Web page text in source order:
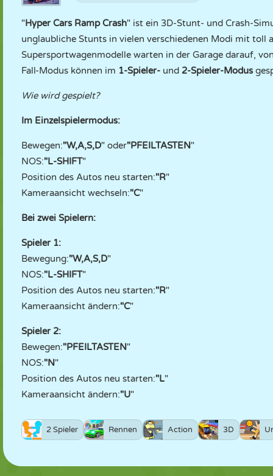
"Hyper Cars Ramp Crash" ist ein 3D-Stunt- und Crash-
unglaubliche Stunts in vielen verschiedenen Modi mit toll
Supersportwagenmodelle warten in der Garage darauf,
Fall-Modus können im 1-Spieler- und 2-Spieler-Modus
Wie wird gespielt?
Im Einzelspielermodus:
Bewegen:"W,A,S,D" oder"PFEILTASTEN"
NOS:"L-SHIFT"
Position des Autos neu starten:"R"
Kameraansicht wechseln:"C"
Bei zwei Spielern:
Spieler 1:
Bewegung:"W,A,S,D"
NOS:"L-SHIFT"
Position des Autos neu starten:"R"
Kameraansicht ändern:"C"
Spieler 2:
Bewegen:"PFEILTASTEN"
NOS:"N"
Position des Autos neu starten:"L"
Kameraansicht ändern:"U"
2 Spieler Rennen Action 3D